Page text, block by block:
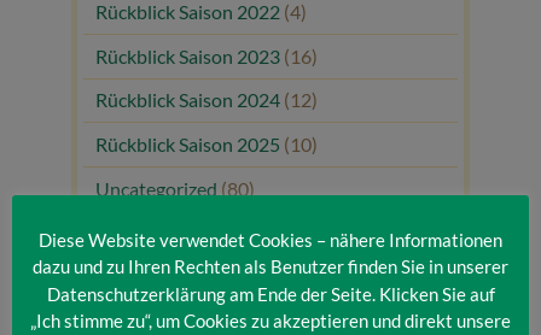
Rückblick Saison 2022 (4)
Rückblick Saison 2023 (16)
Rückblick Saison 2024 (12)
Rückblick Saison 2025 (10)
Uncategorized (80)
Unsere Gäste(1)
Diese Website verwendet Cookies – nähere Informationen
dazu und zu Ihren Rechten als Benutzer finden Sie in unserer
Datenschutzerklärung am Ende der Seite. Klicken Sie auf
„Ich stimme zu“, um Cookies zu akzeptieren und direkt unsere